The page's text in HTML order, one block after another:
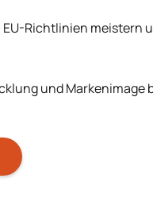
Richtlinien meistern
und Markenimage